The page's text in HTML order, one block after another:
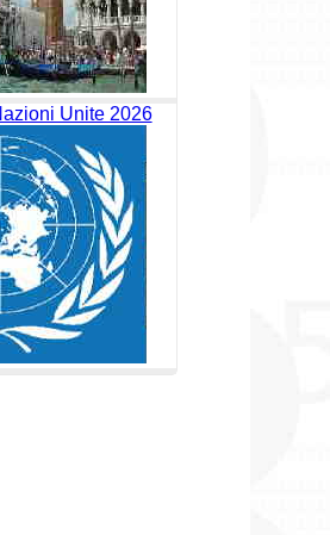
Unite 2026